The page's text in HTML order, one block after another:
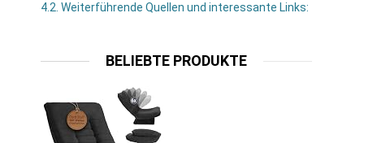
4.2. Weiterführende Quellen und interessante Links:
BELIEBTE PRODUKTE